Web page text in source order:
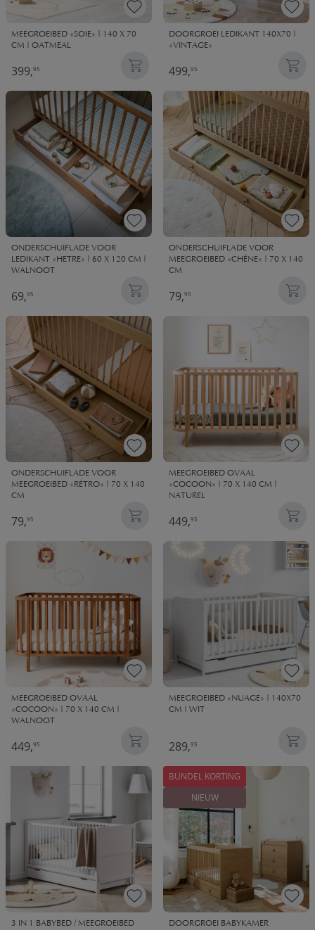
MEEGROEIBED «SOIE» | 140 X 70
CM | OATMEAL
399,95
DOORGROEI LEDIKANT 140X70 |
«VINTAGE»
499,95
ONDERSCHUIFLADE VOOR
LEDIKANT «HETRE» | 60 X 120 CM |
WALNOOT
69,95
ONDERSCHUIFLADE VOOR
MEEGROEIBED «CHÊNE» | 70 X 140
CM
79,95
ONDERSCHUIFLADE VOOR
MEEGROEIBED «RÉTRO» | 70 X 140
CM
79,95
MEEGROEIBED OVAAL
«COCOON» | 70 X 140 CM |
NATUREL
449,95
MEEGROEIBED OVAAL
«COCOON» | 70 X 140 CM |
WALNOOT
449,95
MEEGROEIBED «NUAGE» | 140X70
CM | WIT
289,95
3 IN 1 BABYBED / MEEGROEIBED
BUNDEL KORTING
NIEUW
DOORGROEI BABYKAMER